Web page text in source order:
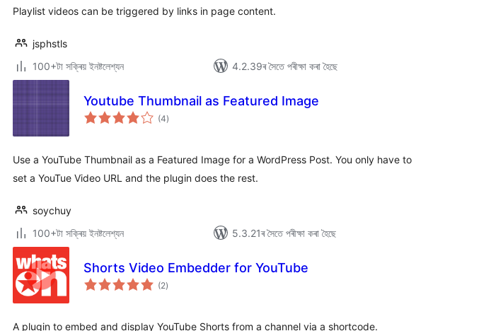
Playlist videos can be triggered by links in page content.
jsphstls
100+টা সক্ৰিয় ইনষ্টলেশ্যন
4.2.39ৰ সৈতে পৰীক্ষা কৰা হৈছে
Youtube Thumbnail as Featured Image
(4টা
মুঠ)
Use a YouTube Thumbnail as a Featured Image for a WordPress Post. You only have to
set a YouTue Video URL and the plugin does the rest.
soychuy
100+টা সক্ৰিয় ইনষ্টলেশ্যন
5.3.21ৰ সৈতে পৰীক্ষা কৰা হৈছে
Shorts Video Embedder for YouTube
(2টা
মুঠ)
A plugin to embed and display YouTube Shorts from a channel via a shortcode.